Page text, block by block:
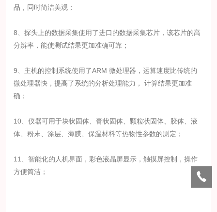
品，同时简洁美观；
8、探头上的数据采集使用了进口的数据采集芯片，该芯片的高
分辨率，能使测试结果更加准确可靠；
9、主机的控制系统使用了ARM 微处理器，运算速度比传统的
微处理器快，提高了系统的分析处理能力， 计算结果更加准
确；
10、仪器可用于块状固体、膏状固体、颗粒状固体、胶体、液
体、粉末、涂层、薄膜、保温材料等热物性参数的测定；
11、智能化的人机界面，彩色液晶屏显示，触摸屏控制，操作
方便简洁；